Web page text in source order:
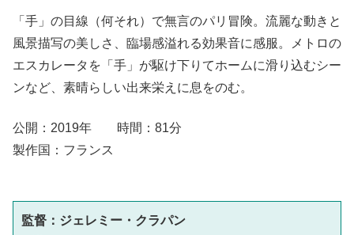
「手」の目線（何それ）で無言のパリ冒険。流麗な動きと
風景描写の美しさ、臨場感溢れる効果音に感服。メトロの
エスカレータを「手」が駆け下りてホームに滑り込むシー
ンなど、素晴らしい出来栄えに息をのむ。
公開：2019年 時間：81分
製作国：フランス
監督：ジェレミー・クラパン